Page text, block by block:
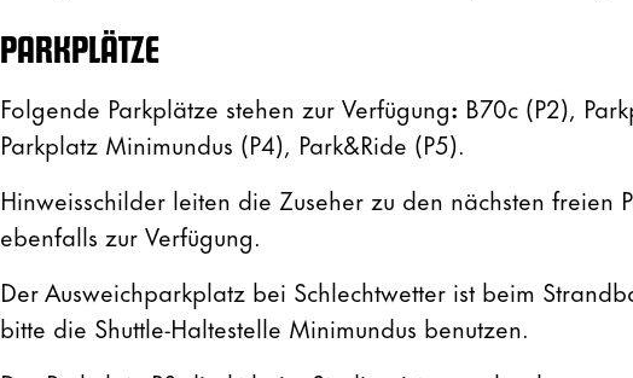
PARKPLÄTZE
Folgende Parkplätze stehen zur Verfügung: B70c (P2),
Parkplatz Minimundus (P4), Park&Ride (P5).
Hinweisschilder leiten die Zuseher zu den nächsten freien
ebenfalls zur Verfügung.
Der Ausweichparkplatz bei Schlechtwetter ist beim
bitte die Shuttle-Haltestelle Minimundus benutzen.